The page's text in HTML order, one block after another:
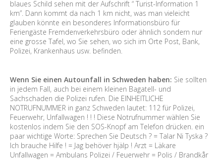
blaues Schild sehen mit der Aufschrift “ Turist-Information 1
km”. Dann kommt da nach 1 km nicht, was man vieleicht
glauben könnte ein besonderes Informationsbüro für
Feriengäste Fremdenverkehrsbüro oder ähnlich sondern nur
eine grosse Tafel, wo Sie sehen, wo sich im Orte Post, Bank,
Polizei, Krankenhaus usw. befinden.
Wenn Sie einen Autounfall in Schweden haben: Sie sollten
in jedem Fall, auch bei einem kleinen Bagatell- und
Sachschaden die Polizei rufen. Die EINHEITLICHE
NOTRUFNUMMER in ganz Schweden lautet: 112 für Polizei,
Feuerwehr, Unfallwagen ! ! ! Diese Notrufnummer wählen Sie
kostenlos indem Sie den SOS-Knopf am Telefon drücken. ein
paar wichtige Worte: Sprechen Sie Deutsch ? = Talar Ni Tyska ?
Ich brauche Hilfe ! = Jag behöver hjälp ! Arzt = Läkare
Unfallwagen = Ambulans Polizei / Feuerwehr = Polis / Brandkår